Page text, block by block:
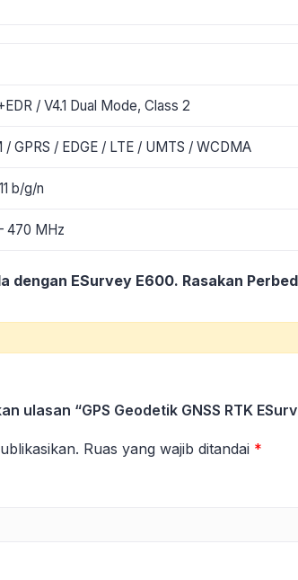
/ V4.1 Dual Mode, Class 2
/ GPRS / EDGE / LTE / UMTS / WCDMA
b/g/n
470 MHz
dengan ESurvey E600. Rasakan
ulasan “GPS Geodetik GNSS RTK
Ruas yang wajib ditandai *